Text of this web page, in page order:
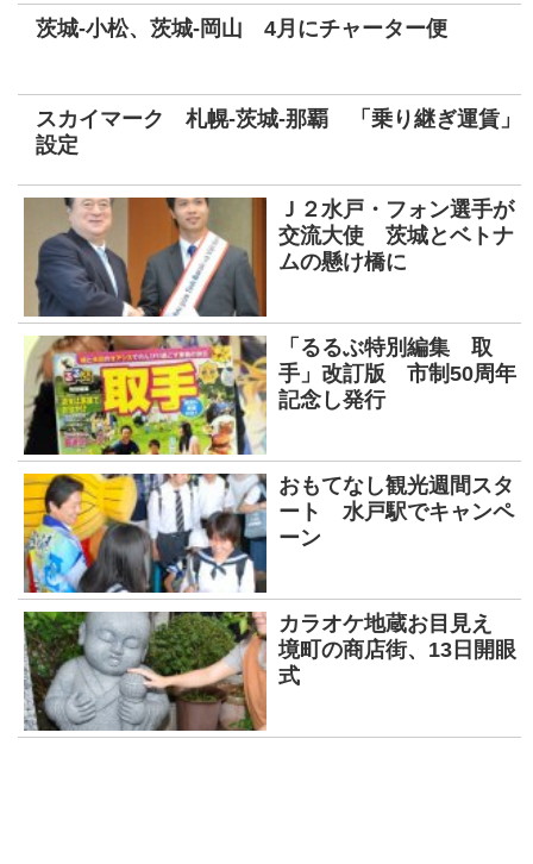
茨城-小松、茨城-岡山 4月にチャーター便
スカイマーク 札幌-茨城-那覇 「乗り継ぎ運賃」
設定
Ｊ２水戸・フォン選手が
交流大使 茨城とベトナ
ムの懸け橋に
「るるぶ特別編集 取
手」改訂版 市制50周年
記念し発行
おもてなし観光週間スタ
ート 水戸駅でキャンペ
ーン
カラオケ地蔵お目見え
境町の商店街、13日開眼
式